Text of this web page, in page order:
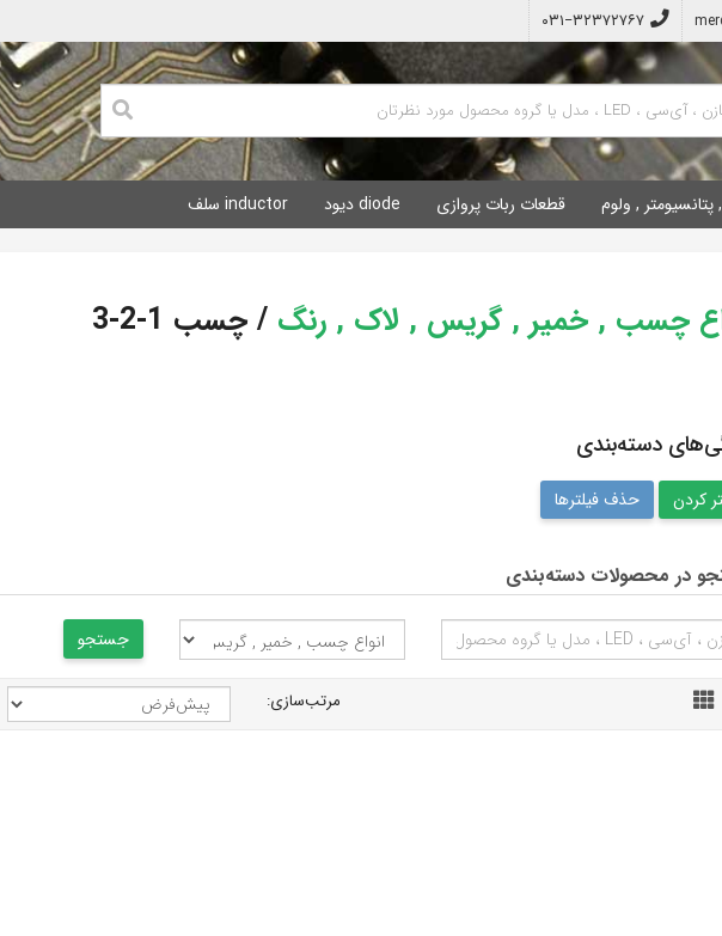
۰۳۱−۳۲۳۷۲۷۶۷
, ولوم قطعات ربات پروازی diode دیود inductor سلف
چسب , خمیر , گریس , لاک , رنگ /چسب 1-2-3
دسته‌بندی
حذف فیلترها
در محصولات دسته‌بندی
مرتب‌سازی: